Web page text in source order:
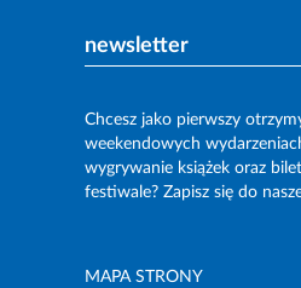
newsletter
Chcesz jako pierwszy
weekendowych
wygrywanie książek oraz
festiwale? Zapisz się do
MAPA STRONY